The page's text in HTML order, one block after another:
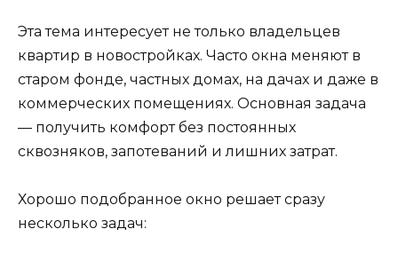
Эта тема интересует не только владельцев
квартир в новостройках. Часто окна меняют в
старом фонде, частных домах, на дачах и даже в
коммерческих помещениях. Основная задача
— получить комфорт без постоянных
сквозняков, запотеваний и лишних затрат.
Хорошо подобранное окно решает сразу
несколько задач: